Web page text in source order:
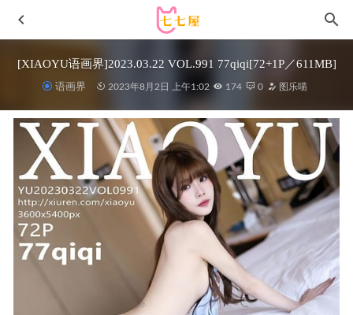
[XIAOYU语画界]2023.03.22 VOL.991 77qiqi[72+1P／611MB]
语画界 2023年8月2日 上午1:02 174 0 图乐喵
雨波_HaneAme – NO.259 Hololive Suise – 星街彗星[41P-
242MB]
2023-05-19
[Ugirls尤果网]爱尤物 2021.08.04 No.2145 一爱即合 [35P]
[XIUREN秀人网]2021.12.08 VOL.4312 summer宝宝[60+1P／